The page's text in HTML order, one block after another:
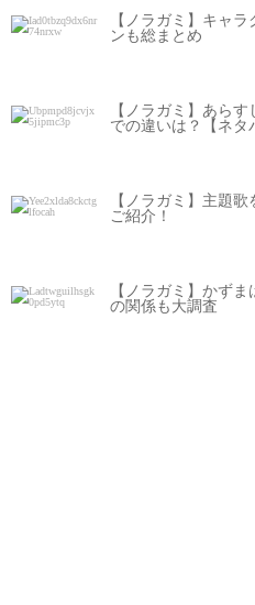
【ノラガミ】キャ
ンも総まとめ
【ノラガミ】あら
での違いは？【ネタ
【ノラガミ】主題
ご紹介！
【ノラガミ】かず
の関係も大調査